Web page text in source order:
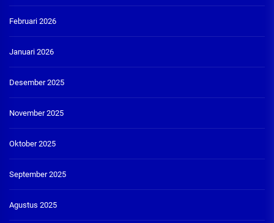
Februari 2026
Januari 2026
Desember 2025
November 2025
Oktober 2025
September 2025
Agustus 2025